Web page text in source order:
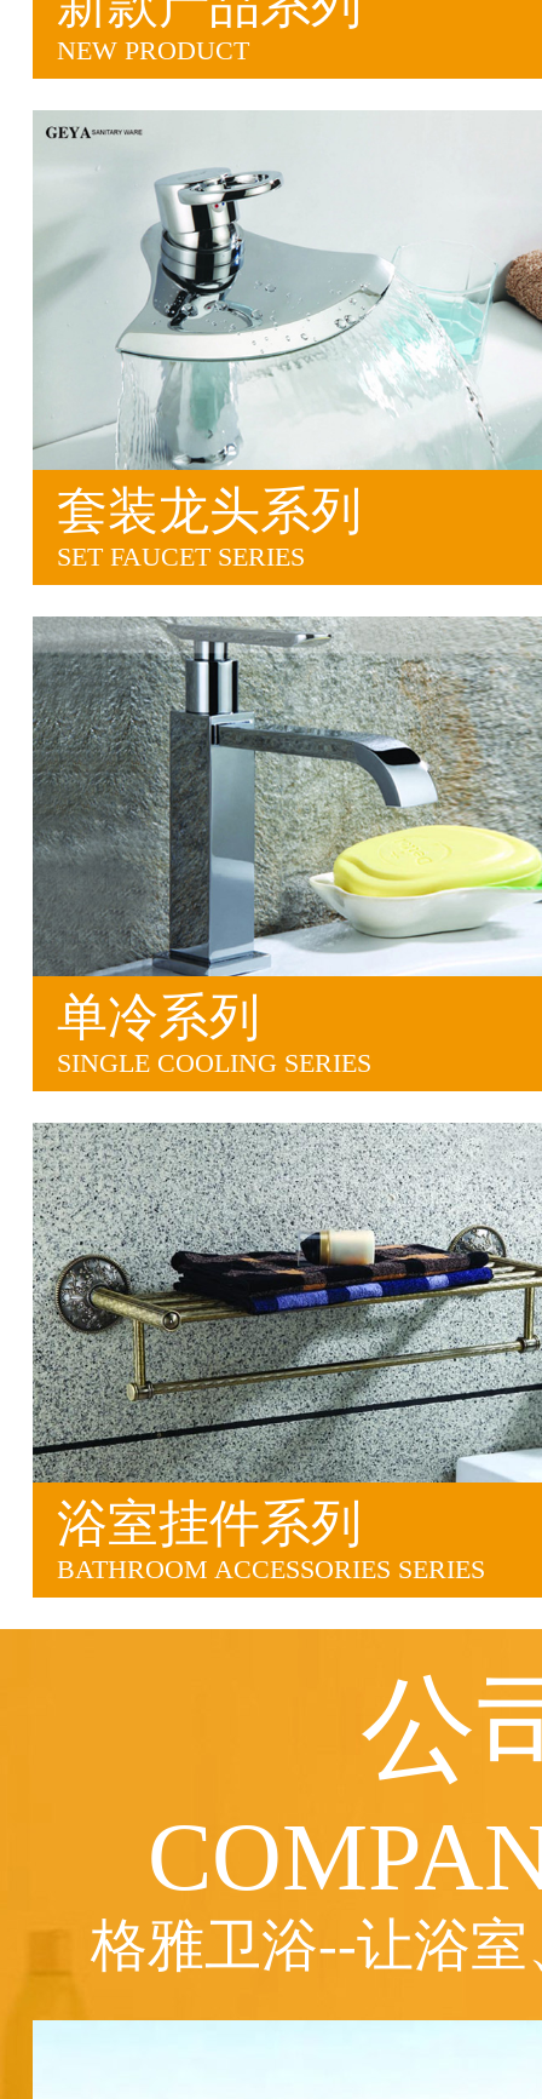
NEW PRODUCT
套装龙头系列
SET FAUCET SERIES
单冷系列
SINGLE COOLING SERIES
浴室挂件系列
BATHROOM ACCESSORIES SERIES
公
格雅卫浴--让浴